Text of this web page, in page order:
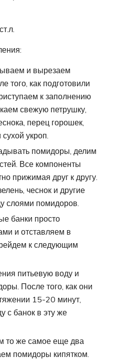
и вырезаем
того, как подготовили
к заполнению
свежую петрушку,
перец горошек,
укроп.
помидоры, делим
Все компоненты
прижимая друг к другу.
чеснок и другие
слоями помидоров.
банки просто
и отставляем в
к следующим
питьевую воду и
После того, как они
15-20 минут,
с банок в эту же
то же самое еще два
помидоры кипятком.